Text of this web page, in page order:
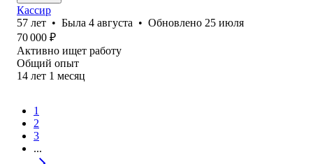
Кассир
57 лет • Была 4 августа • Обновлено 25 июля
70 000 ₽
Активно ищет работу
Общий опыт
14 лет 1 месяц
1
2
3
...